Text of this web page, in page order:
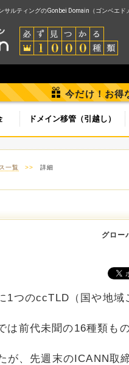
サルティングのGonbei Domain（ゴンベエド
今だけ！お得
ドメイン移管（引越し）
一覧 >> 詳細
グロー
1つのccTLD（国や地
は前代未聞の16種類も
が、先週末のICANN取